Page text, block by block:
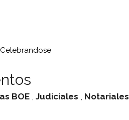
Celebrandose
BOE , Judiciales , Notariales